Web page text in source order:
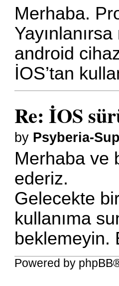
Merhaba.
android
İOS’tan
Re: İOS
by Psyberia-
Merhaba ve
ederiz.
Gelecekte
kullanıma
beklemeyin.
Powered by phpBB